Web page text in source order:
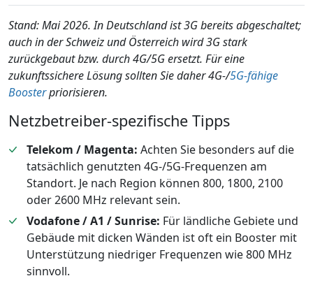
Stand: Mai 2026. In Deutschland ist 3G bereits abgeschaltet;
auch in der Schweiz und Österreich wird 3G stark
zurückgebaut bzw. durch 4G/5G ersetzt. Für eine
zukunftssichere Lösung sollten Sie daher 4G-/5G-fähige
Boosterpriorisieren.
Netzbetreiber-spezifische Tipps
Telekom / Magenta: Achten Sie besonders auf die
tatsächlich genutzten 4G-/5G-Frequenzen am
Standort. Je nach Region können 800, 1800, 2100
oder 2600 MHz relevant sein.
Vodafone / A1 / Sunrise: Für ländliche Gebiete und
Gebäude mit dicken Wänden ist oft ein Booster mit
Unterstützung niedriger Frequenzen wie 800 MHz
sinnvoll.